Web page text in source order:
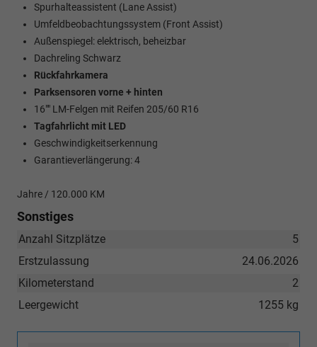
Spurhalteassistent (Lane Assist)
Umfeldbeobachtungssystem (Front Assist)
Außenspiegel: elektrisch, beheizbar
Dachreling Schwarz
Rückfahrkamera
Parksensoren vorne + hinten
16"" LM-Felgen mit Reifen 205/60 R16
Tagfahrlicht mit LED
Geschwindigkeitserkennung
Garantieverlängerung: 4
Jahre / 120.000 KM
Sonstiges
5
Anzahl Sitzplätze
24.06.2026
Erstzulassung
2
Kilometerstand
1255 kg
Leergewicht